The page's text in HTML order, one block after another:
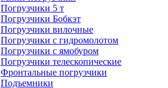
Погрузчики 5 т
Погрузчики Бобкэт
Погрузчики вилочные
Погрузчики с гидромолотом
Погрузчики с ямобуром
Погрузчики телескопические
Фронтальные погрузчики
Подъемники